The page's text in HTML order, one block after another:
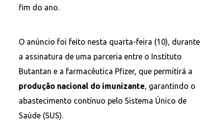
fim do ano.
O anúncio foi feito nesta quarta-feira (10), durante
a assinatura de uma parceria entre o Instituto
Butantan e a farmacêutica Pfizer, que permitirá a
produção nacional do imunizante , garantindo o
abastecimento contínuo pelo Sistema Único de
Saúde (SUS).